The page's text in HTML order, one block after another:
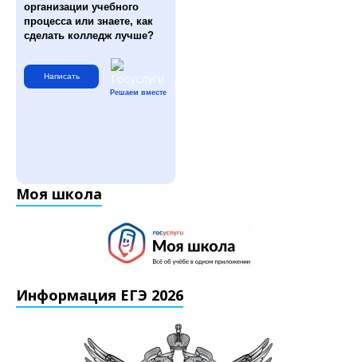
организации учебного
процесса или знаете, как
сделать колледж лучше?
Написать
Решаем вместе
Моя школа
Информация ЕГЭ 2026